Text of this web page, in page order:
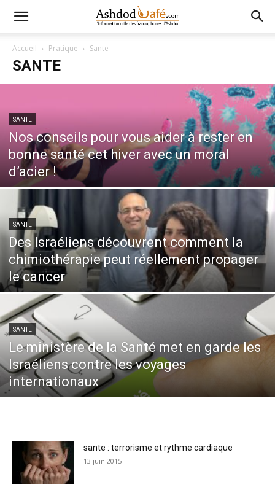
Accueil Pratique Sante
SANTE
SANTE
Nos conseils pour vous aider à rester en
bonne santé cet hiver avec un moral
d’acier !
SANTE
Des Israéliens découvrent comment la
chimiothérapie peut réellement propager
le cancer
SANTE
Le ministère de la Santé met en garde les
Israéliens contre les voyages
internationaux
sante : terrorisme et rythme cardiaque
13 juin 2015